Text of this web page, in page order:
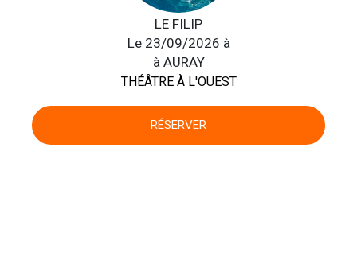
LE FILIP
Le 23/09/2026 à
à AURAY
THÉÂTRE À L'OUEST
RÉSERVER